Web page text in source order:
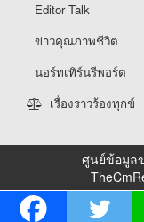
Editor Talk
ข่าวคุณภาพชีวิต
นอร์ทเทิร์นรีพอร์ต
เรื่องราวร้องทุกข์
ศูนย์ข้อมูล